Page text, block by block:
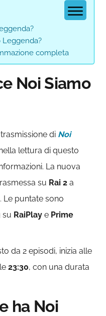
Leggenda?
completa
Noi Siamo
di Noi
lettura di questo
La nuova
su Rai 2 a
Le puntate sono
su RaiPlay e Prime
da 2 episodi, inizia alle
23:30, con una durata
ha Noi